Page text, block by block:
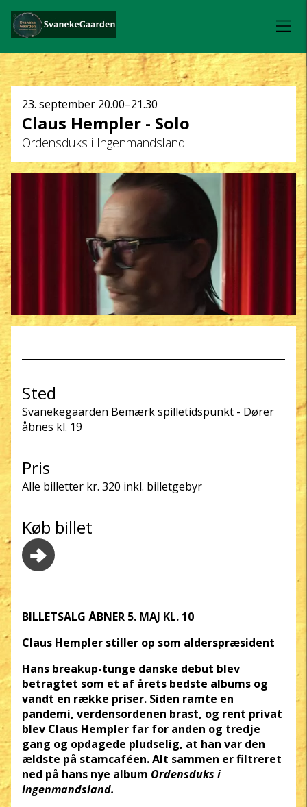
Dato
og
klokkeslæt
23. september 20.00–21.30
Claus Hempler - Solo
Ordensduks i Ingenmandsland.
BILLETSALG ÅBNER 5. MAJ KL. 10
Claus Hempler stiller op som alderspræsident
Hans breakup-tunge danske debut blev
betragtet som et af årets bedste albums og
vandt en række priser. Siden ramte en
pandemi, verdensordenen brast, og rent privat
blev Claus Hempler far for anden og tredje
gang og opdagede pludselig, at han var den
ældste på stamcaféen. Alt sammen er filtreret
ned på hans nye album Ordensduks i
Ingenmandsland.
Sted
Svanekegaarden Bemærk spilletidspunkt - Dører
åbnes kl. 19
Pris
Alle billetter kr. 320 inkl. billetgebyr
Køb billet